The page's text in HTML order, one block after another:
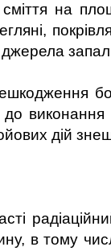
на
джерела
дій
в тому